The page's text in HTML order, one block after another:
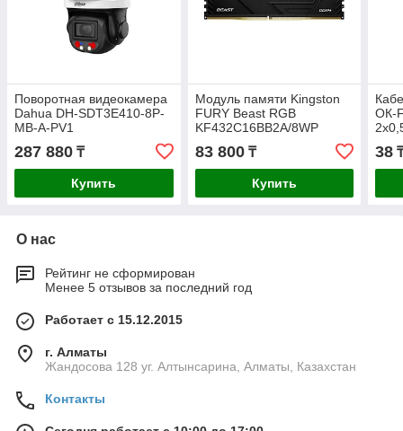
Поворотная видеокамера
Dahua DH-SDT3E410-8P-
MB-A-PV1
287 880 ₸
Купить
Модуль памяти Kingston
FURY Beast RGB
KF432C16BB2A/8WP
DDR4 8GB 3200MHz
83 800₸
Купить
ОК-
38
О нас
Рейтинг не сформирован
Менее 5 отзывов за последний год
Работает с 15.12.2015
г. Алматы
Жандосова 128 уг. Алтынсарина, Алматы, Казахстан
Контакты